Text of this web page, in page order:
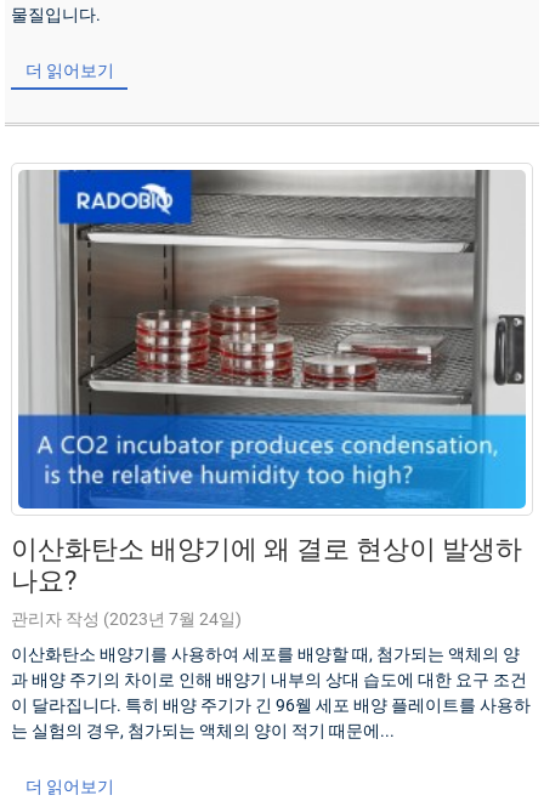
물질입니다.
더 읽어보기
이산화탄소 배양기에 왜 결로 현상이 발생하
나요?
관리자 작성 (2023년 7월 24일)
이산화탄소 배양기를 사용하여 세포를 배양할 때, 첨가되는 액체의 양
과 배양 주기의 차이로 인해 배양기 내부의 상대 습도에 대한 요구 조건
이 달라집니다. 특히 배양 주기가 긴 96웰 세포 배양 플레이트를 사용하
는 실험의 경우, 첨가되는 액체의 양이 적기 때문에...
더 읽어보기